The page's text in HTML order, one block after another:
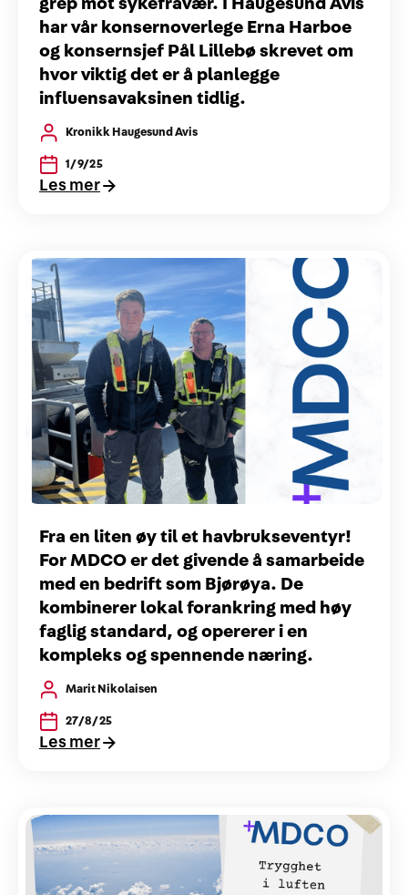
grep mot sykefravær. I Haugesund Avis
har vår konsernoverlege Erna Harboe
og konsernsjef Pål Lillebø skrevet om
hvor viktig det er å planlegge
influensavaksinen tidlig.
Kronikk Haugesund Avis
1/9/25
Les mer
Fra en liten øy til et havbrukseventyr!
For MDCO er det givende å samarbeide
med en bedrift som Bjørøya. De
kombinerer lokal forankring med høy
faglig standard, og opererer i en
kompleks og spennende næring.
Marit Nikolaisen
27/8/25
Les mer